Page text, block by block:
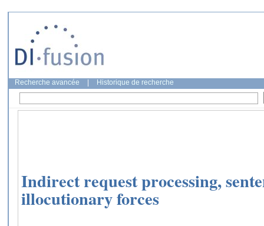
Recherche avancée Historique de recherche
Indirect request processing,
illocutionary forces